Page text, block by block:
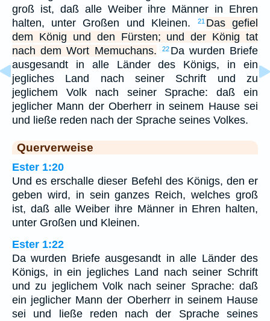
groß ist, daß alle Weiber ihre Männer in Ehren
halten, unter Großen und Kleinen.
21 Das gefiel
dem König und den Fürsten; und der König tat
nach dem Wort Memuchans.
22 Da wurden Briefe
ausgesandt in alle Länder des Königs, in ein
jegliches Land nach seiner Schrift und zu
jeglichem Volk nach seiner Sprache: daß ein
jeglicher Mann der Oberherr in seinem Hause sei
und ließe reden nach der Sprache seines Volkes.
Querverweise
Ester 1:20
Und es erschalle dieser Befehl des Königs, den er
geben wird, in sein ganzes Reich, welches groß
ist, daß alle Weiber ihre Männer in Ehren halten,
unter Großen und Kleinen.
Ester 1:22
Da wurden Briefe ausgesandt in alle Länder des
Königs, in ein jegliches Land nach seiner Schrift
und zu jeglichem Volk nach seiner Sprache: daß
ein jeglicher Mann der Oberherr in seinem Hause
sei und ließe reden nach der Sprache seines